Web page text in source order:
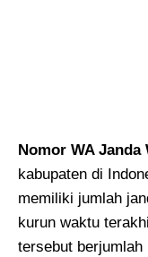
Nomor WA Janda
kabupaten di
memiliki jumlah
kurun waktu
tersebut berjumlah